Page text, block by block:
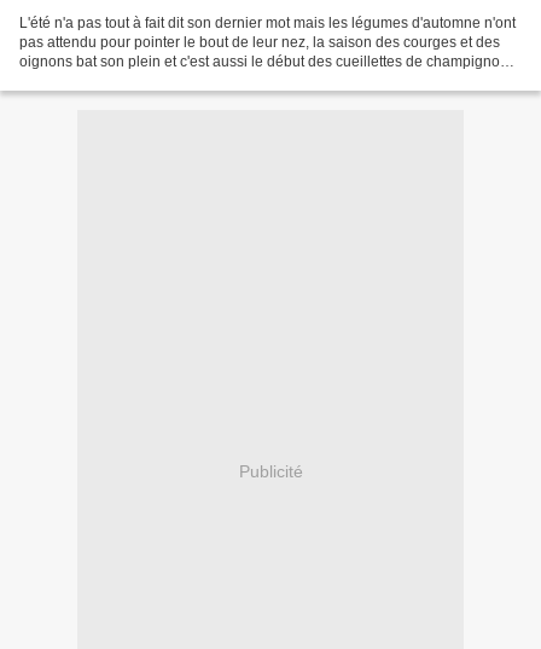
L'été n'a pas tout à fait dit son dernier mot mais les légumes d'automne n'ont
pas attendu pour pointer le bout de leur nez, la saison des courges et des
oignons bat son plein et c'est aussi le début des cueillettes de champignons.
Publicité